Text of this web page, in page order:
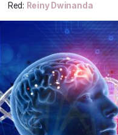
Red: Reiny Dwinanda